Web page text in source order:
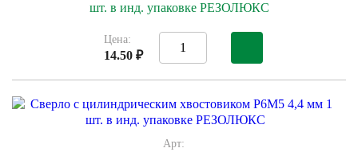
шт. в инд. упаковке РЕЗОЛЮКС
Цена:
14.50 ₽
Арт: